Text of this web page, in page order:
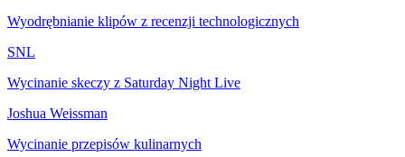
Wyodrębnianie klipów z recenzji technologicznych
SNL
Wycinanie skeczy z Saturday Night Live
Joshua Weissman
Wycinanie przepisów kulinarnych